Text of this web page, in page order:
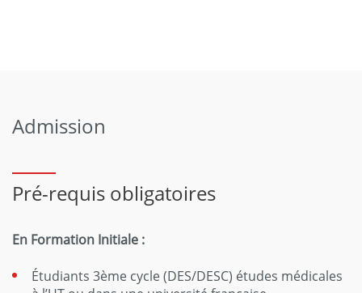
Admission
Pré-requis obligatoires
En Formation Initiale :
Étudiants 3ème cycle (DES/DESC) études médicales